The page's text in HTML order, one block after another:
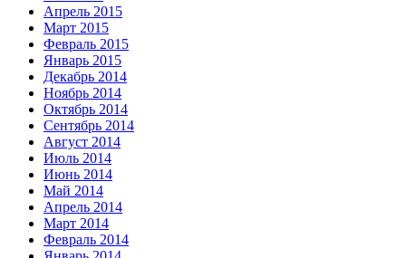
Апрель 2015
Март 2015
Февраль 2015
Январь 2015
Декабрь 2014
Ноябрь 2014
Октябрь 2014
Сентябрь 2014
Август 2014
Июль 2014
Июнь 2014
Май 2014
Апрель 2014
Март 2014
Февраль 2014